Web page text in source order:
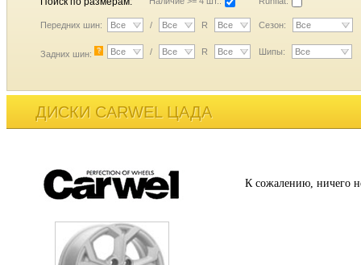
Передних шин: Все / Все R Все Сезон: Все
Задних шин: ? Все / Все R Все Шипы: Все
ДИСКИ CARWEL ЦАДА
К сожалению, ничего